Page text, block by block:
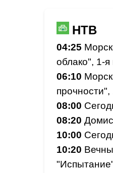
НТВ
04:25
облако", 1-
06:10
08:00
08:20
10:00
10:20